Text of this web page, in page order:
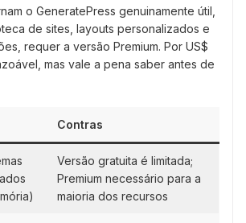
o GeneratePress genuinamente útil,
de sites, layouts personalizados e
requer a versão Premium. Por US$
mas vale a pena saber antes de
Contras
Versão gratuita é limitada;
Premium necessário para a
maioria dos recursos